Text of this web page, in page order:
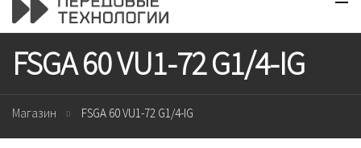
FSGA 60 VU1-72 G1/4-IG
Магазин FSGA 60 VU1-72 G1/4-IG